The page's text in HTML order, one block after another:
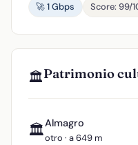
🚀 1 Gbps
Score: 99/
🏛️Patrimonio
🏛️Almagro
otro · a 649 m